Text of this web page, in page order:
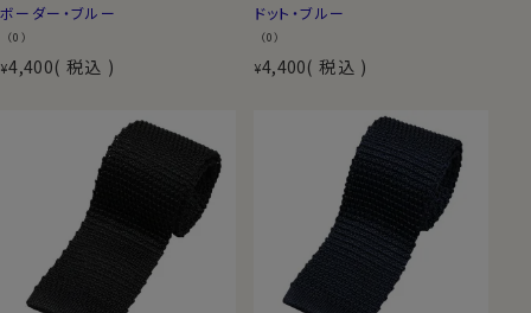
ボーダー・ブルー
（0）
¥4,400 税込
ドット・ブルー
（0）
¥4,400 税込